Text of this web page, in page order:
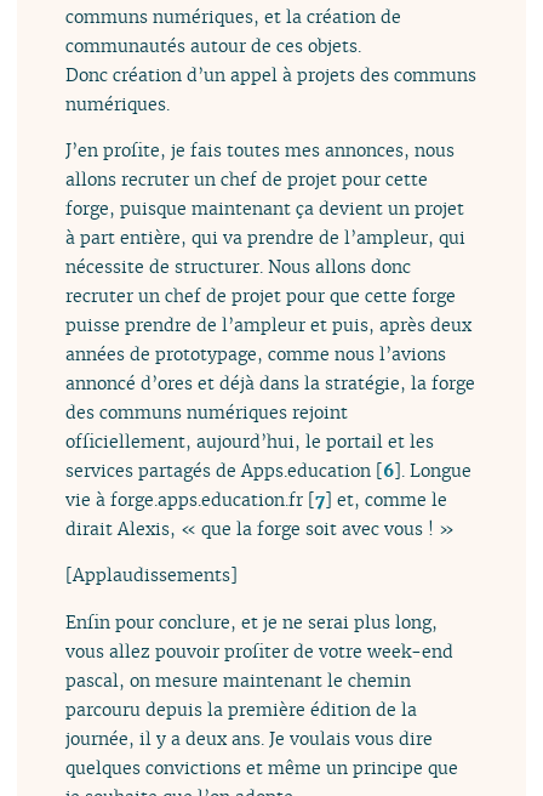
communs numériques, et la création de
communautés autour de ces objets.
Donc création d’un appel à projets des communs
numériques.
J’en profite, je fais toutes mes annonces, nous
allons recruter un chef de projet pour cette
forge, puisque maintenant ça devient un projet
à part entière, qui va prendre de l’ampleur, qui
nécessite de structurer. Nous allons donc
recruter un chef de projet pour que cette forge
puisse prendre de l’ampleur et puis, après deux
années de prototypage, comme nous l’avions
annoncé d’ores et déjà dans la stratégie, la forge
des communs numériques rejoint
officiellement, aujourd’hui, le portail et les
services partagés de Apps.education [6]. Longue
vie à forge.apps.education.fr [7] et, comme le
dirait Alexis, « que la forge soit avec vous ! »
[Applaudissements]
Enfin pour conclure, et je ne serai plus long,
vous allez pouvoir profiter de votre week-end
pascal, on mesure maintenant le chemin
parcouru depuis la première édition de la
journée, il y a deux ans. Je voulais vous dire
quelques convictions et même un principe que